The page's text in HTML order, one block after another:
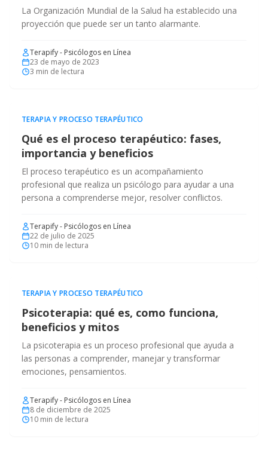
La Organización Mundial de la Salud ha establecido una
proyección que puede ser un tanto alarmante.
Terapify - Psicólogos en Línea
23 de mayo de 2023
3 min de lectura
TERAPIA Y PROCESO TERAPÉUTICO
Qué es el proceso terapéutico: fases,
importancia y beneficios
El proceso terapéutico es un acompañamiento
profesional que realiza un psicólogo para ayudar a una
persona a comprenderse mejor, resolver conflictos.
Terapify - Psicólogos en Línea
22 de julio de 2025
10 min de lectura
TERAPIA Y PROCESO TERAPÉUTICO
Psicoterapia: qué es, como funciona,
beneficios y mitos
La psicoterapia es un proceso profesional que ayuda a
las personas a comprender, manejar y transformar
emociones, pensamientos.
Terapify - Psicólogos en Línea
8 de diciembre de 2025
10 min de lectura